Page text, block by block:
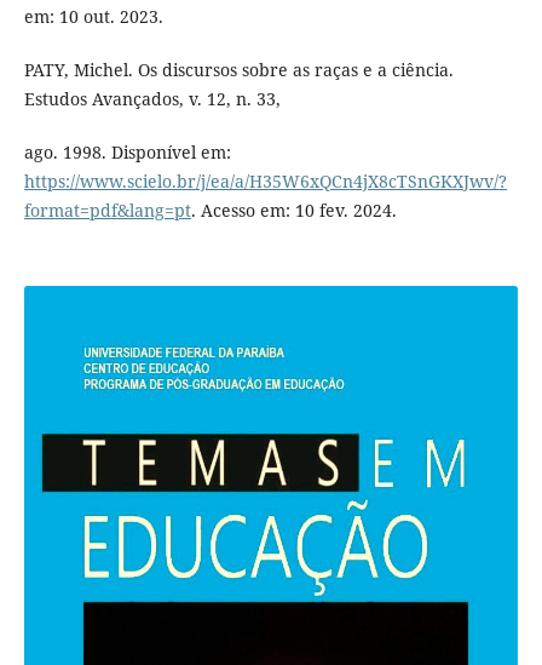
em: 10 out. 2023.
PATY, Michel. Os discursos sobre as raças e a ciência.
Estudos Avançados, v. 12, n. 33,
ago. 1998. Disponível em:
https://www.scielo.br/j/ea/a/H35W6xQCn4jX8cTSnGKXJwv/?
format=pdf&lang=pt. Acesso em: 10 fev. 2024.